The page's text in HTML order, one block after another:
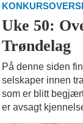
Uke 50:
Trøndelag
På denne siden
selskaper innen
som er blitt
er avsagt